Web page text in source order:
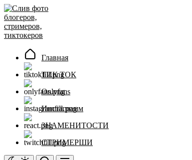
Перейти
к
содержимому
Главная
ТИК ТОК
Onlyfans
Инстаграмм
ЗНАМЕНИТОСТИ
СТРИМЕРШИ